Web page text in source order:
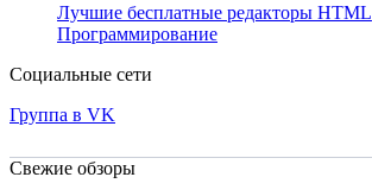
Лучшие бесплатные редакторы HTML
Программирование
Социальные сети
Группа в VK
Свежие обзоры